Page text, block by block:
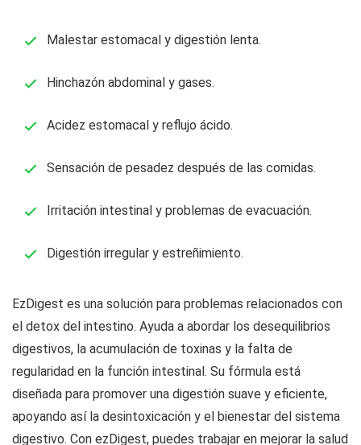
Malestar estomacal y digestión lenta.
Hinchazón abdominal y gases.
Acidez estomacal y reflujo ácido.
Sensación de pesadez después de las comidas.
Irritación intestinal y problemas de evacuación.
Digestión irregular y estreñimiento.
EzDigest es una solución para problemas relacionados con
el detox del intestino. Ayuda a abordar los desequilibrios
digestivos, la acumulación de toxinas y la falta de
regularidad en la función intestinal. Su fórmula está
diseñada para promover una digestión suave y eficiente,
apoyando así la desintoxicación y el bienestar del sistema
digestivo. Con ezDigest, puedes trabajar en mejorar la salud